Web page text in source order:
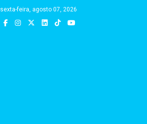
sexta-feira, agosto 07, 2026